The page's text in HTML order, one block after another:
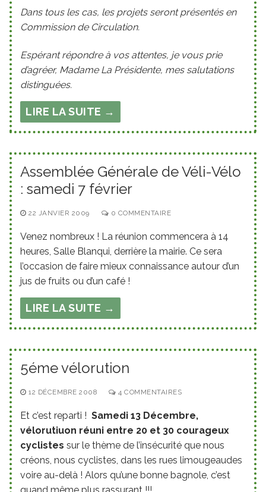
Dans tous les cas, les projets seront présentés en
Commission de Circulation.
Espérant répondre à vos attentes, je vous prie
d’agréer, Madame La Présidente, mes salutations
distinguées.
LIRE LA SUITE →
Assemblée Générale de Véli-Vélo
: samedi 7 février
22 JANVIER 2009 0 COMMENTAIRE
Venez nombreux ! La réunion commencera à 14
heures, Salle Blanqui, derrière la mairie. Ce sera
l’occasion de faire mieux connaissance autour d’un
jus de fruits ou d’un café !
LIRE LA SUITE →
5éme vélorution
12 DÉCEMBRE 2008 4 COMMENTAIRES
Et c’est reparti ! Samedi 13 Décembre,
vélorutiuon réuni entre 20 et 30 courageux
cyclistes sur le thème de l’insécurité que nous
créons, nous cyclistes, dans les rues limougeaudes
voire au-delà ! Alors qu’une bonne bagnole, c’est